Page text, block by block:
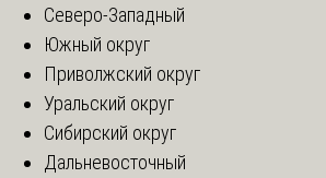
Северо-Западный
Южный округ
Приволжский округ
Уральский округ
Сибирский округ
Дальневосточный